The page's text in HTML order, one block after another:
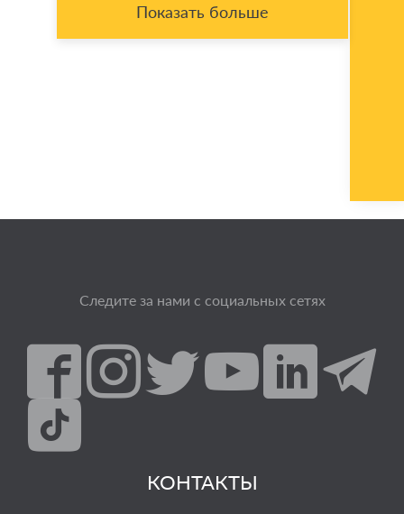
Показать больше
Следите за нами с социальных сетях
КОНТАКТЫ